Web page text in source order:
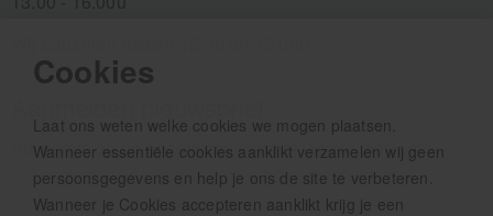
Cookies
Laat ons weten welke cookies we mogen plaatsen.
Wanneer essentiële cookies aanklikt verzamelen wij geen
persoonsgegevens en help je ons de site te verbeteren.
Wanneer je Cookies accepteren aanklikt krijg je een
Als eerste op de hoogte zijn van het laatste nieuws: